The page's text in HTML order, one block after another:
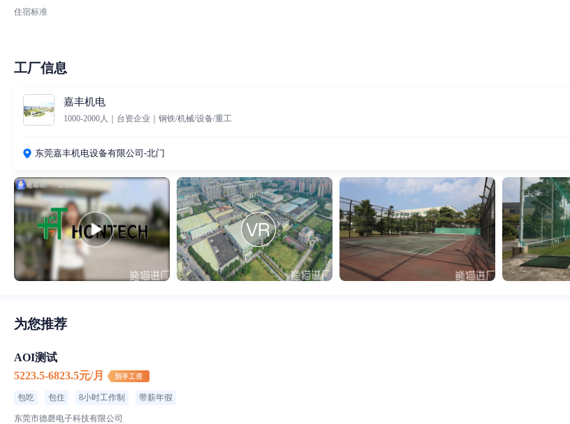
住宿标准
工厂信息
嘉丰机电
1000-2000人｜台资企业｜钢铁/机械/设备/重工
东莞嘉丰机电设备有限公司-北门
为您推荐
AOI测试
5223.5-6823.5元/月
包吃 包住 8小时工作制 带薪年假
东莞市德磬电子科技有限公司